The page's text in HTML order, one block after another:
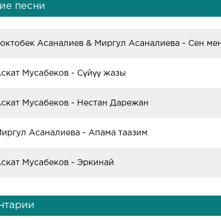
песни
Мусабеков - Сүйүү жазы
Мусабеков - Нестан Дарежан
Асаналиева - Апама таазим
Мусабеков - Эркинай